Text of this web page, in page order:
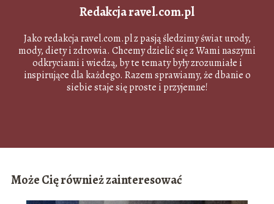
Redakcja ravel.com.pl
Jako redakcja ravel.com.pl z pasją śledzimy świat urody,
mody, diety i zdrowia. Chcemy dzielić się z Wami naszymi
odkryciami i wiedzą, by te tematy były zrozumiałe i
inspirujące dla każdego. Razem sprawiamy, że dbanie o
siebie staje się proste i przyjemne!
Może Cię również zainteresować